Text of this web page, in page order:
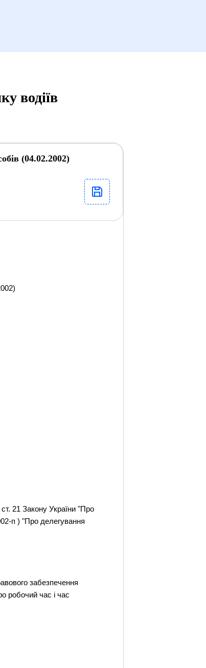
водіїв
(04.02.2002)
21 Закону України "Про
п ) "Про делегування
забезпечення
робочий час і час